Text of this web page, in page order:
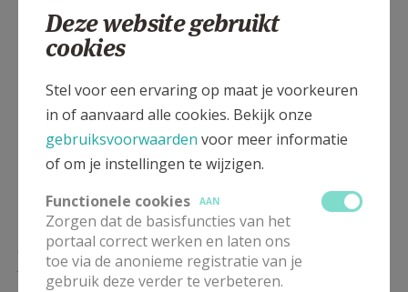
30/08
10.30 Gebedsdienst
Deze website gebruikt
cookies
Stel voor een ervaring op maat je voorkeuren
in of aanvaard alle cookies. Bekijk onze
gebruiksvoorwaarden voor meer informatie
of om je instellingen te wijzigen.
Functionele cookies
AAN
Zorgen dat de basisfuncties van het
portaal correct werken en laten ons
toe via de anonieme registratie van je
gebruik deze verder te verbeteren.